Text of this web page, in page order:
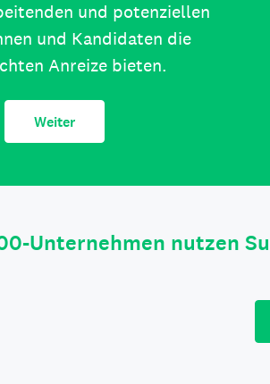
und potenziellen
und Kandidaten die
Anreize bieten.
Weiter
Unternehmen nutzen